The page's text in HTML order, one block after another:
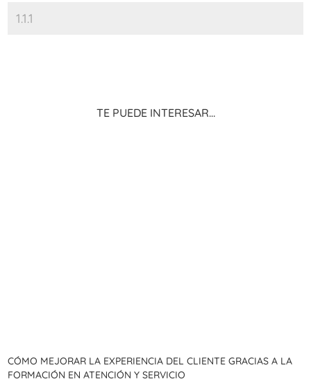
Te puede interesar…
Cómo mejorar la experiencia del cliente gracias a la
formación en atención y servicio